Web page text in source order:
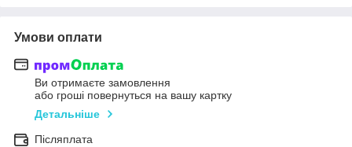
Умови оплати
Ви отримаєте замовлення
або гроші повернуться на вашу картку
Детальніше
Післяплата